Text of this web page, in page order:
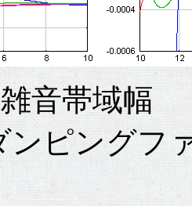
音帯域幅
ピングフ